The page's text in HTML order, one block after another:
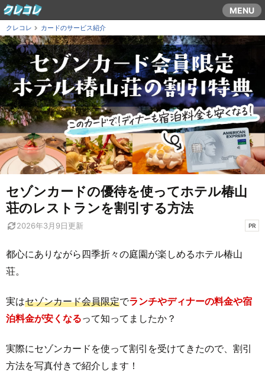
コ
ン
テ
ン
ツ
ま
で
ス
キ
ッ
プ
す
MENU
クレコレ カードのサービス紹介
セゾンカードの優待を使ってホテル椿山
荘のレストランを割引する方法
2026年3月9日更新 PR
都心にありながら四季折々の庭園が楽しめるホテル椿山
荘。
実はセゾンカード会員限定でランチやディナーの料金や宿
泊料金が安くなるって知ってましたか？
実際にセゾンカードを使って割引を受けてきたので、割引
方法を写真付きで紹介します！